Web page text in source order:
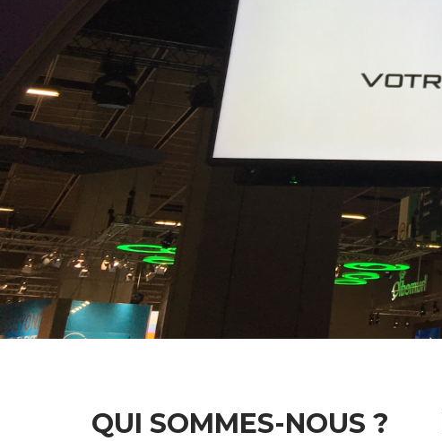
QUI SOMMES-NOUS ?